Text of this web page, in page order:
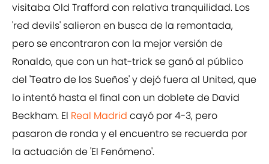
visitaba Old Trafford con relativa tranquilidad. Los
'red devils' salieron en busca de la remontada,
pero se encontraron con la mejor versión de
Ronaldo, que con un hat-trick se ganó al público
del 'Teatro de los Sueños' y dejó fuera al United, que
lo intentó hasta el final con un doblete de David
Beckham. El Real Madrid cayó por 4-3, pero
pasaron de ronda y el encuentro se recuerda por
la actuación de 'El Fenómeno'.